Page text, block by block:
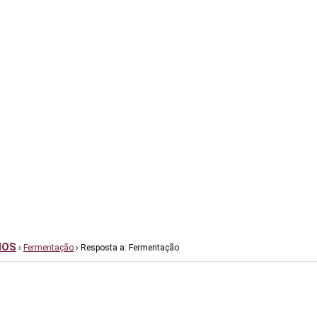
› Fermentação › Resposta a: Fermentação